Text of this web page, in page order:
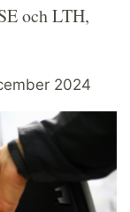
och LTH,
2024